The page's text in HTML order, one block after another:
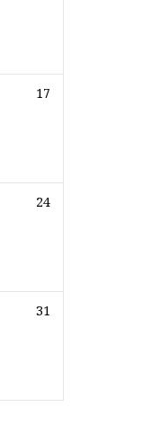
17
24
31